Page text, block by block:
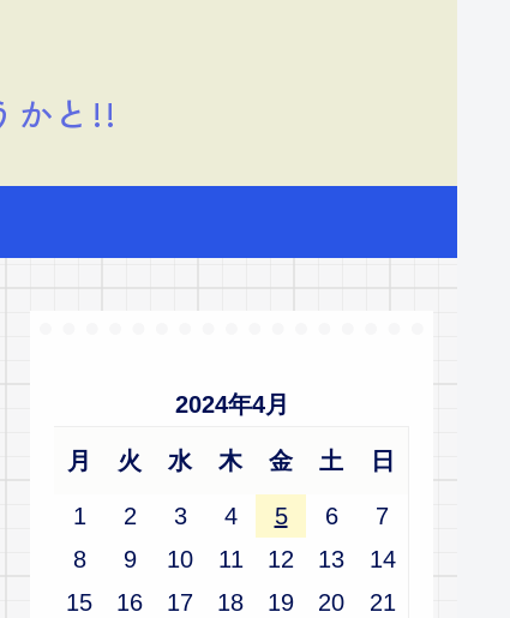
かと!!
2024年4月
月 火 水 木 金 土 日
1 2 3 4 5 6
7
8
9 10 11 12 13
14
15
16 17 18 19 20
21